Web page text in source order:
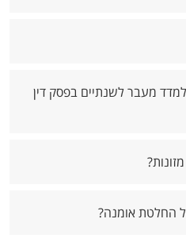
מעבר לשנתיים בפסק דין
החלטת אומנה?